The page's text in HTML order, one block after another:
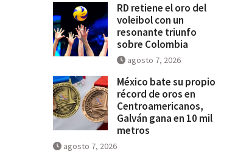
RD retiene el oro del
voleibol con un
resonante triunfo
sobre Colombia
agosto 7, 2026
México bate su propio
récord de oros en
Centroamericanos,
Galván gana en 10 mil
metros
agosto 7, 2026